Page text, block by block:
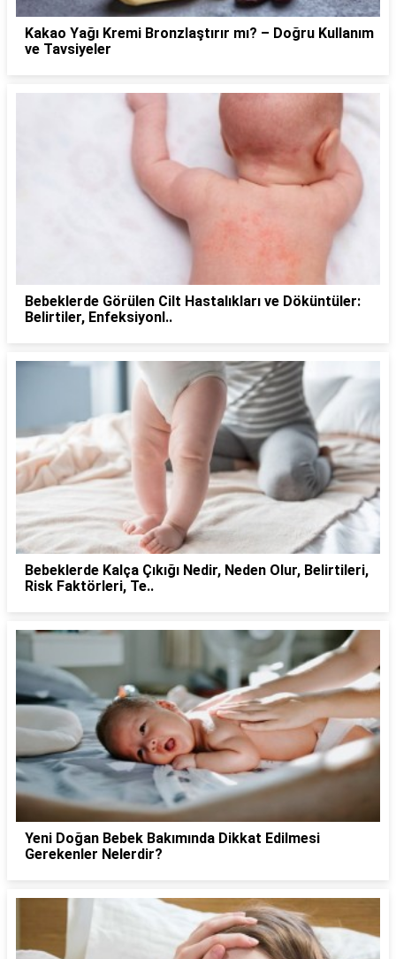
Kakao Yağı Kremi Bronzlaştırır mı? – Doğru Kullanım
ve Tavsiyeler
Bebeklerde Görülen Cilt Hastalıkları ve Döküntüler:
Belirtiler, Enfeksiyonl..
Bebeklerde Kalça Çıkığı Nedir, Neden Olur, Belirtileri,
Risk Faktörleri, Te..
Yeni Doğan Bebek Bakımında Dikkat Edilmesi
Gerekenler Nelerdir?